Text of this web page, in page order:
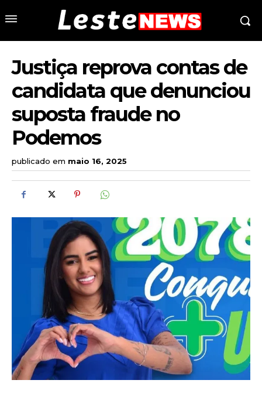
Justiça reprova contas de
candidata que denunciou
suposta fraude no
Podemos
publicado em maio 16, 2025